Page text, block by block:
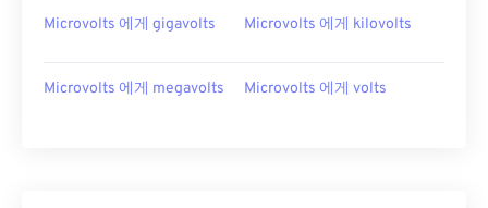
Microvolts 에게 gigavolts Microvolts 에게 kilovolts
Microvolts 에게 megavolts Microvolts 에게 volts